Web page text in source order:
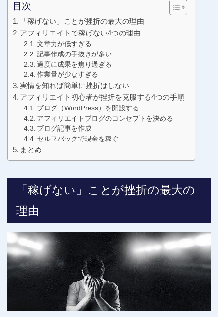
目次
「稼げない」ことが挫折の最大の理由
アフィリエイトで稼げない4つの理由
文章力が低すぎる
記事作成の手抜きが多い
過度に成果を焦り過ぎる
作業量が少なすぎる
実情を知れば簡単に挫折はしない
アフィリエイト初心者が挫折を克服する4つの手順
ブログ（WordPress）を開設する
アフィリエイトブログのコンセプトを決める
ブログ記事を作成
セルフバックで現金を稼ぐ
まとめ
「稼げない」ことが挫折の最大の
理由